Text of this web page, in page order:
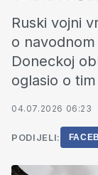
Ruski vojni
o
Doneckoj
oglasio o
04.07.2026 06:23
PODIJELI: